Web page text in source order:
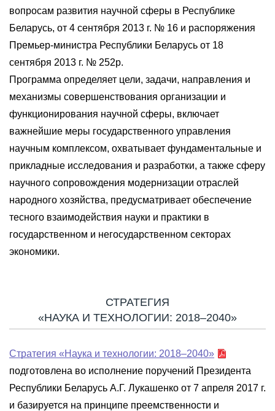
вопросам развития научной сферы в Республике
Беларусь, от 4 сентября 2013 г. № 16 и распоряжения
Премьер-министра Республики Беларусь от 18
сентября 2013 г. № 252р.
Программа определяет цели, задачи, направления и
механизмы совершенствования организации и
функционирования научной сферы, включает
важнейшие меры государственного управления
научным комплексом, охватывает фундаментальные и
прикладные исследования и разработки, а также сферу
научного сопровождения модернизации отраслей
народного хозяйства, предусматривает обеспечение
тесного взаимодействия науки и практики в
государственном и негосударственном секторах
экономики.
СТРАТЕГИЯ
«НАУКА И ТЕХНОЛОГИИ: 2018–2040»
Стратегия «Наука и технологии: 2018–2040»
подготовлена во исполнение поручений Президента
Республики Беларусь А.Г. Лукашенко от 7 апреля 2017 г.
и базируется на принципе преемственности и